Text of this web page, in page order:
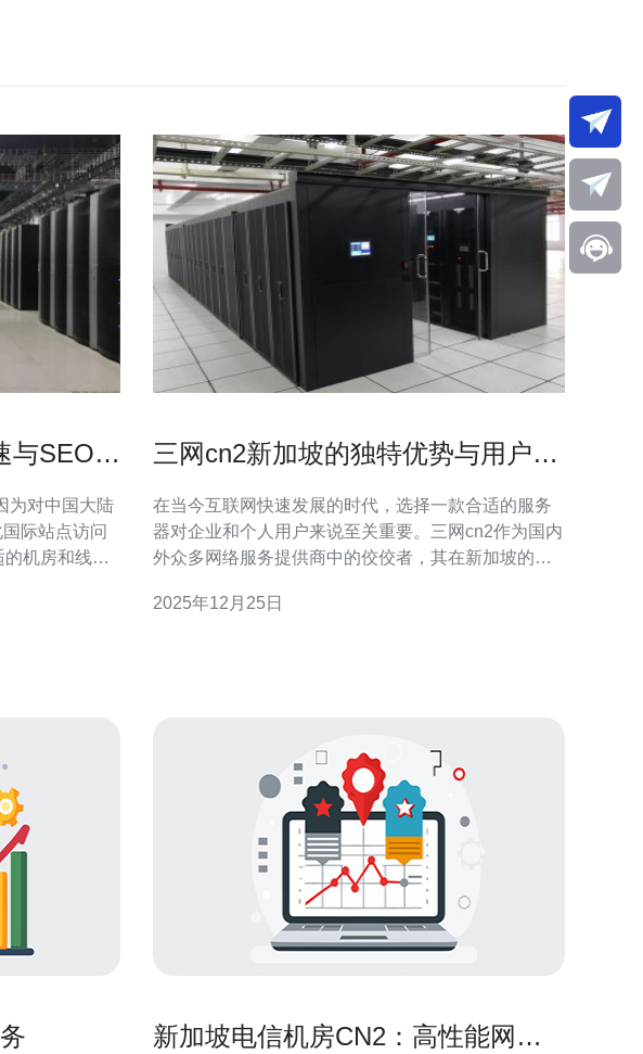
与SEO优
为对中国大陆
际站点访问
机房和线路
直连或优
三网cn2新加坡的独特优势与用户体
在当今互联网快速发展的时代，选择一款合适的服务
器对企业和个人用户来说至关重要。三网cn2作为国内
外众多网络服务提供商中的佼佼者，其在新加坡的优
比，三网cn2都以其最佳的表现赢得了用户的青睐。在
2025年12月25日
新加坡电信机房CN2：高性能网络